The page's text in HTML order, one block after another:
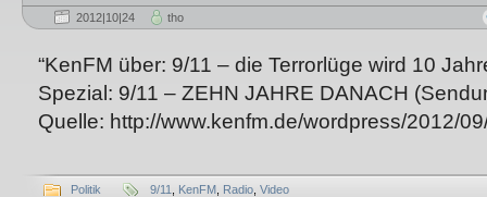
2012|10|24 tho
“KenFM über: 9/11 – die Terrorlüge wird 10
Spezial: 9/11 – ZEHN JAHRE DANACH
Quelle: http://www.kenfm.de/wordpress/2012/
Politik 9/11 KenFM Radio Video